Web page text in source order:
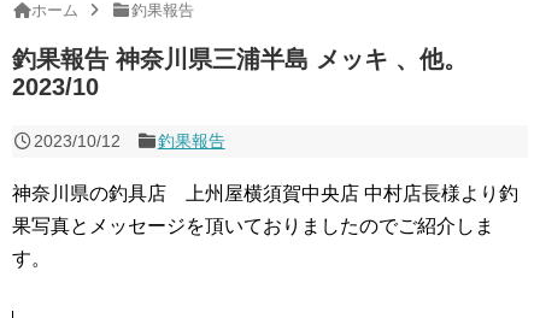
ホーム 釣果報告
釣果報告 神奈川県三浦半島 メッキ 、他。
2023/10
2023/10/12 釣果報告
神奈川県の釣具店 上州屋横須賀中央店 中村店長様より釣
果写真とメッセージを頂いておりましたのでご紹介しま
す。